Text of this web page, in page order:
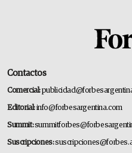
Contactos
Comercial:
Editorial:info@forbesargentina.com
Summit:
Suscripciones: